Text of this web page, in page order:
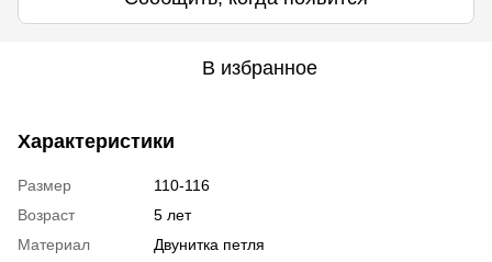
В избранное
Характеристики
Размер
110-116
Возраст
5 лет
Материал
Двунитка петля